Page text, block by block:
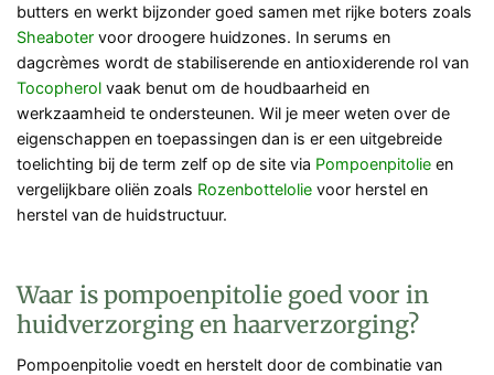
butters en werkt bijzonder goed samen met rijke boters zoals
Sheaboter voor droogere huidzones. In serums en
dagcrèmes wordt de stabiliserende en antioxiderende rol van
Tocopherol vaak benut om de houdbaarheid en
werkzaamheid te ondersteunen. Wil je meer weten over de
eigenschappen en toepassingen dan is er een uitgebreide
toelichting bij de term zelf op de site via Pompoenpitolie en
vergelijkbare oliën zoals Rozenbottelolie voor herstel en
herstel van de huidstructuur.
Waar is pompoenpitolie goed voor in
huidverzorging en haarverzorging?
Pompoenpitolie voedt en herstelt door de combinatie van